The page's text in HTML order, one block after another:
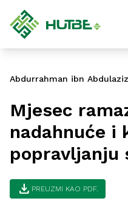
Abdurrahman ibn
Mjesec
nadahnuće i
popravljanju
download PREUZMI KAO PDF.